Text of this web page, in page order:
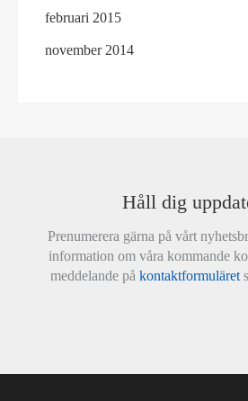
februari 2015
november 2014
Håll dig
Prenumerera gärna på vårt
information om våra kommande
meddelande på kontaktformuläret